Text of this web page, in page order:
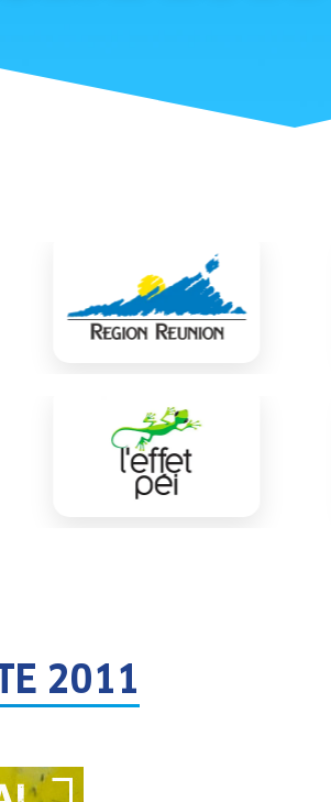
2011